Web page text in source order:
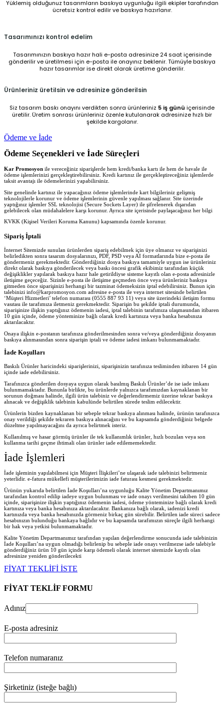
Yüklemiş olduğunuz tasarımların baskıya uygunluğu ilgili ekipler tarafından
ücretsiz kontrol edilir ve baskıya hazırlanır.
Tasarımınızı kontrol edelim
Tasarımınızın baskıya hazır hali e-posta adresinize 24 saat içerisinde
gönderilir ve üretilmesi için e-posta ile onayınız beklenir. Tümüyle baskıya
hazır tasarımlar ise direkt olarak üretime gönderilir.
Ürünleriniz üretilsin ve adresinize gönderilsin
Siz tasarım baskı onayını verdikten sonra ürünleriniz 5 iş günü içerisinde
üretilir. Üretim sonrası ürünleriniz özenle kutulanarak adresinize hızlı bir
şekilde kargolanır.
Ödeme ve İade
Ödeme Seçenekleri ve İade Süreçleri
Kar Promosyon ile vereceğiniz siparişlerde hem kredi/banka kartı ile hem de havale ile
ödeme işlemlerinizi gerçekleştirebilirsiniz. Kredi kartınız ile gerçekleştireceğiniz işlemlerde
taksit avantajı ile ödemelerinizi yapabilirsiniz.
Site genelinde kartınız ile yapacağınız ödeme işlemlerinde kart bilgileriniz gelişmiş
teknolojilerle korunur ve ödeme işlemlerinin güvenle yapılması sağlanır. Site üzerinde
yaptığınız işlemler SSL teknolojisi (Secure Sockets Layer) ile şifrelenerek dışarıdan
gelebilecek olan müdahalelere karşı korunur. Ayrıca site içerisinde paylaşacağınız her bilgi
KVKK (Kişisel Verileri Koruma Kanunu) kapsamında özenle korunur.
Sipariş İptali
İnternet Sitemizde sunulan ürünlerden sipariş edebilmek için üye olmanız ve siparişinizi
belirledikten sonra tasarım dosyalarınızı, PDF, PSD veya AI formatlarında bize e-posta ile
göndermeniz gerekmektedir. Gönderdiğiniz dosya baskıya tamamiyle uygun ise ürünleriniz
direkt olarak baskıya gönderilecek veya baskı öncesi grafik ekibimiz tarafından küçük
değişiklikler yapılarak baskıya hazır hale getirildiyse sisteme kayıtlı olan e-posta adresinizle
iletişime geçeceğiz. Sizinle e-posta ile iletişime geçmeden önce veya ürünleriniz baskıya
gitmeden önce siparişinizi herhangi bir tazminat ödemeksizin iptal edebilirsiniz. Bunun için
talebinizi info@karpromosyon.com adresine e-posta ile veya internet sitesinde belirtilen
‘Müşteri Hizmetleri’ telefon numarası (0555 887 93 11) veya site üzerindeki iletişim formu
vasıtası ile tarafımıza iletmeniz gerekmektedir. Siparişin bu şekilde iptali durumunda,
siparişinize ilişkin yaptığınız ödemenin iadesi, iptal talebinin tarafımıza ulaşmasından itibaren
10 gün içinde, ödeme yönteminize bağlı olarak kredi kartınıza veya banka hesabınıza
aktarılacaktır.
Onaya ilişkin e-postanın tarafınıza gönderilmesinden sonra ve/veya gönderdiğiniz dosyanın
baskıya alınmasından sonra siparişin iptali ve ödeme iadesi imkanı bulunmamaktadır.
İade Koşulları
Baskılı Ürünler haricindeki siparişlerinizi, siparişinizin tarafınıza tesliminden itibaren 14 gün
içinde iade edebilirsiniz.
Tarafınızca gönderilen dosyaya uygun olarak basılmış Baskılı Ürünler’de ise iade imkanı
bulunmamaktadır. Bununla birlikte, bu ürünlerde yalnızca tarafımızdan kaynaklanan bir
sorunun doğması halinde, ilgili ürün talebiniz ve değerlendirmemiz üzerine tekrar baskıya
alınacak ve değişiklik talebinin kabulünde belirtilen sürede teslim edilecektir.
Ürünlerin bizden kaynaklanan bir sebeple tekrar baskıya alınması halinde, ürünün tarafınızca
onay verildiği şekilde tekraren baskıya alınacağını ve bu kapsamda gönderdiğiniz belgede
düzeltme yapılmayacağını da ayrıca belirtmek isteriz.
Kullanılmış ve hasar görmüş ürünler ile tek kullanımlık ürünler, hızlı bozulan veya son
kullanma tarihi geçme ihtimali olan ürünler iade edilememektedir.
İade İşlemleri
İade işleminin yapılabilmesi için Müşteri İlişkileri’ne ulaşarak iade talebinizi belirtmeniz
yeterlidir. e-fatura mükellefi müşterilerimizin iade faturası kesmesi gerekmektedir.
Ürünün yukarıda belirtilen İade Koşulları’na uygunluğu Kalite Yönetim Departmanımız
tarafından kontrol edilip iadeye uygun bulunması ve iade onayı verilmesini takiben 10 gün
içinde, siparişinize ilişkin yaptığınız ödemenin iadesi, ödeme yönteminize bağlı olarak kredi
kartınıza veya banka hesabınıza aktarılacaktır. Bankanıza bağlı olarak, iadenizi kredi
kartınızda veya banka hesabınızda görmeniz birkaç gün sürebilir. Belirtilen iade süreci sadece
hesabınızın bulunduğu bankaya bağlıdır ve bu kapsamda tarafımızın süreçle ilgili herhangi
bir hak veya yetkisi bulunmamaktadır.
Kalite Yönetim Departmanımız tarafından yapılan değerlendirme sonucunda iade talebinizin
İade Koşulları’na uygun olmadığı belirlenip bu sebeple iade onayı verilmezse iade talebiyle
gönderdiğiniz ürün 10 gün içinde karşı ödemeli olarak internet sitemizde kayıtlı olan
adresinize yeniden gönderilecekti
FİYAT TEKLİFİ İSTE
FİYAT TEKLİF FORMU
Adınız
E-posta adresiniz
Telefon numaranız
Şirketiniz (isteğe bağlı)